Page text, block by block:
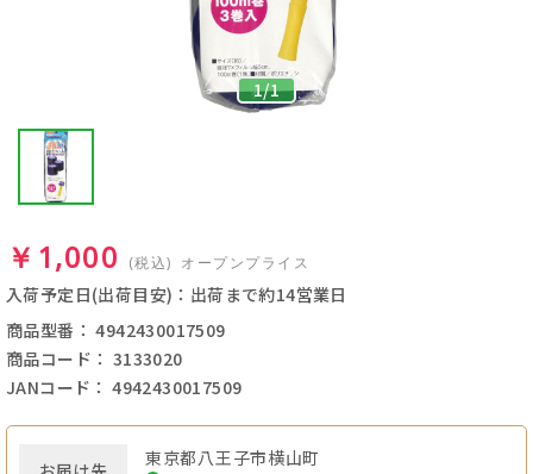
1/1
￥1,000 (税込) オープンプライス
入荷予定日(出荷目安)：出荷まで約14営業日
商品型番： 4942430017509
商品コード： 3133020
JANコード： 4942430017509
東京都八王子市横山町